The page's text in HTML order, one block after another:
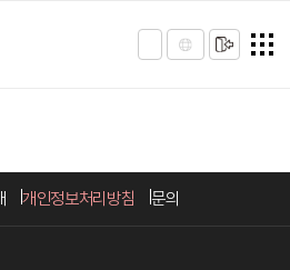
개인정보처리방침 문의